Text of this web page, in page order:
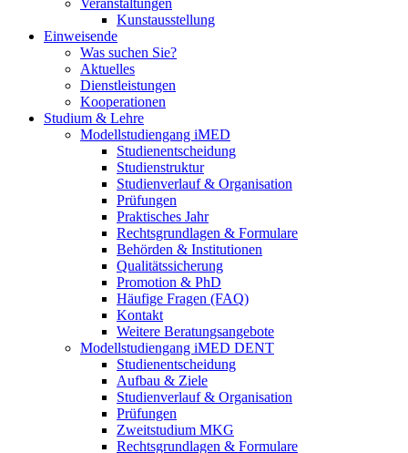
Veranstaltungen
Kunstausstellung
Einweisende
Was suchen Sie?
Aktuelles
Dienstleistungen
Kooperationen
Studium & Lehre
Modellstudiengang iMED
Studienentscheidung
Studienstruktur
Studienverlauf & Organisation
Prüfungen
Praktisches Jahr
Rechtsgrundlagen & Formulare
Behörden & Institutionen
Qualitätssicherung
Promotion & PhD
Häufige Fragen (FAQ)
Kontakt
Weitere Beratungsangebote
Modellstudiengang iMED DENT
Studienentscheidung
Aufbau & Ziele
Studienverlauf & Organisation
Prüfungen
Zweitstudium MKG
Rechtsgrundlagen & Formulare